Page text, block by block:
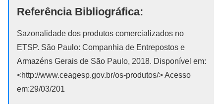
Referência Bibliográfica:
Sazonalidade dos produtos comercializados no
ETSP. São Paulo: Companhia de Entrepostos e
Armazéns Gerais de São Paulo, 2018. Disponível em:
<http://www.ceagesp.gov.br/os-produtos/> Acesso
em:29/03/201